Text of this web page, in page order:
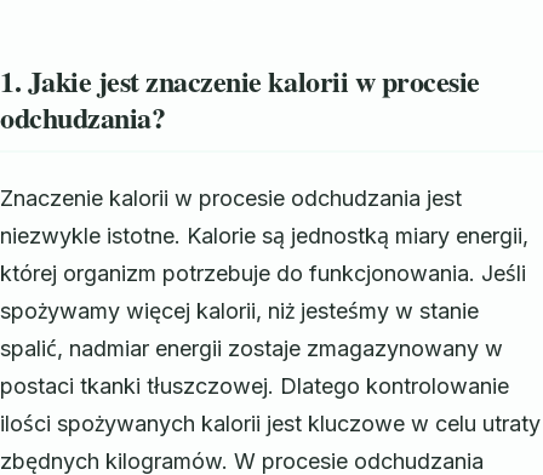
1. Jakie jest znaczenie kalorii w procesie
odchudzania?
Znaczenie kalorii w procesie odchudzania jest
niezwykle istotne. Kalorie są jednostką miary energii,
której organizm potrzebuje do funkcjonowania. Jeśli
spożywamy więcej kalorii, niż jesteśmy w stanie
spalić, nadmiar energii zostaje zmagazynowany w
postaci tkanki tłuszczowej. Dlatego kontrolowanie
ilości spożywanych kalorii jest kluczowe w celu utraty
zbędnych kilogramów. W procesie odchudzania